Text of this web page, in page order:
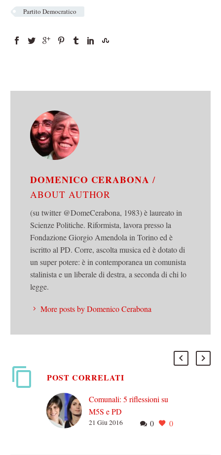
Partito Democratico
DOMENICO CERABONA/
ABOUT AUTHOR
(su twitter @DomeCerabona, 1983) è laureato in
Scienze Politiche. Riformista, lavora presso la
Fondazione Giorgio Amendola in Torino ed è
iscritto al PD. Corre, ascolta musica ed è dotato di
un super potere: è in contemporanea un comunista
stalinista e un liberale di destra, a seconda di chi lo
legge.
More posts by Domenico Cerabona
POST CORRELATI
Comunali: 5 riflessioni su
M5S e PD
1) La contrapposizione
0 0
21 Giu 2016